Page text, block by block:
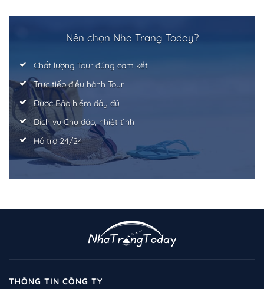
Nên chọn Nha Trang Today?
Chất lượng Tour đúng cam kết
Trực tiếp điều hành Tour
Được Bảo hiểm đầy đủ
Dịch vụ Chu đáo, nhiệt tình
Hỗ trợ 24/24
THÔNG TIN CÔNG TY